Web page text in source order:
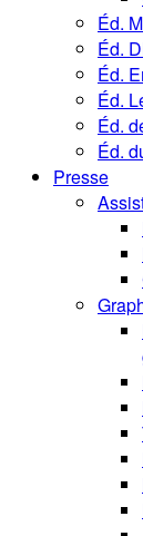
Éd.
Éd.
Éd.
Éd.
Éd.
Éd.
Presse